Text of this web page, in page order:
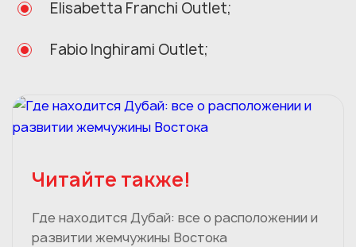
Elisabetta Franchi Outlet;
Fabio Inghirami Outlet;
Читайте также!
Где находится Дубай: все о расположении и
развитии жемчужины Востока